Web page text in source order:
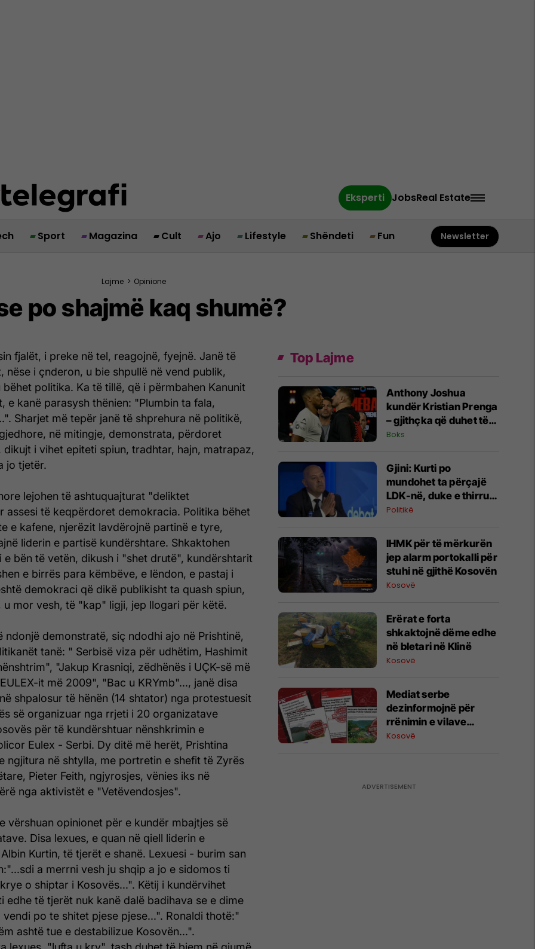
Eksperti JobsReal Estate
Sport Magazina Cult Ajo Lifestyle Shëndeti Fun Newsletter
Lajme > Opinione
po shajmë kaq shumë?
fjalët, i preke në tel, reagojnë, fyejnë. Janë të
nëse i çnderon, u bie shpullë në vend publik,
politika. Ka të tillë, që i përmbahen Kanunit
e kanë parasysh thënien: "Plumbin ta fala,
Sharjet më tepër janë të shprehura në politikë,
në mitingje, demonstrata, përdoret
dikujt i vihet epiteti spiun, tradhtar, hajn, matrapaz,
jo tjetër.
lejohen të ashtuquajturat "deliktet
assesi të keqpërdoret demokracia. Politika bëhet
e kafene, njerëzit lavdërojnë partinë e tyre,
liderin e partisë kundërshtare. Shkaktohen
e bën të vetën, dikush i "shet drutë", kundërshtarit
e birrës para këmbëve, e lëndon, e pastaj i
demokraci që dikë publikisht ta quash spiun,
u mor vesh, të "kap" ligji, jep llogari për këtë.
ndonjë demonstratë, siç ndodhi ajo në Prishtinë,
tanë: " Serbisë viza për udhëtim, Hashimit
"Jakup Krasniqi, zëdhënës i UÇK-së më
it më 2009", "Bac u KRYmb"..., janë disa
shpalosur të hënën (14 shtator) nga protestuesit
së organizuar nga rrjeti i 20 organizatave
për të kundërshtuar nënshkrimin e
Eulex - Serbi. Dy ditë më herët, Prishtina
ngjitura në shtylla, me portretin e shefit të Zyrës
Pieter Feith, ngjyrosjes, vënies iks në
nga aktivistët e "Vetëvendosjes".
vërshuan opinionet për e kundër mbajtjes së
Disa lexues, e quan në qiell liderin e
Kurtin, të tjerët e shanë. Lexuesi - burim san
a merrni vesh ju shqip a jo e sidomos ti
o shiptar i Kosovës...". Këtij i kundërvihet
edhe të tjerët nuk kanë dalë badihava se e dime
po te shitet pjese pjese...". Ronaldi thotë:"
ashtë tue e destabilizue Kosovën...".
Top Lajme
Anthony Joshua
kundër Kristian Prenga
– gjithçka që duhet të
dini për superduelin në
Boks
Gjini: Kurti po
mundohet ta përçajë
LDK-në, duke e thirrur
në bashkëqeverisje
Politikë
​IHMK për të mërkurën
jep alarm portokalli për
stuhi në gjithë Kosovën
Kosovë
Erërat e forta
shkaktojnë dëme edhe
në bletari në Klinë
Kosovë
Mediat serbe
dezinformojnë për
rrënimin e vilave
ilegale në Ujman
Kosovë